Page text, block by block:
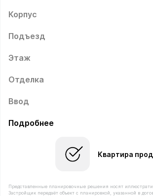
Корпус
Подъезд
Этаж
Отделка
Ввод
Подробнее
Квартира
Представленные планировочные решения носят
Застройщик передаёт объект с планировкой, указанной в